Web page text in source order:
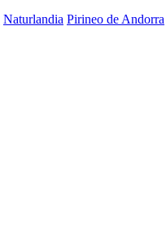
Naturlandia Pirineo de Andorra